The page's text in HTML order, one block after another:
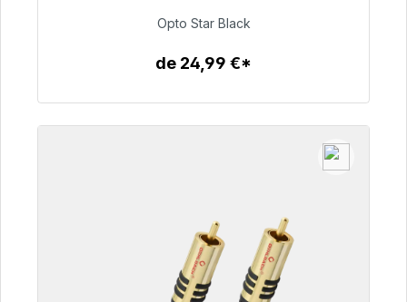
93,00 €
Opto Star Black
de 24,99 €*